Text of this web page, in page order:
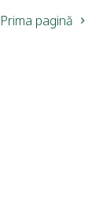
Prima pagină